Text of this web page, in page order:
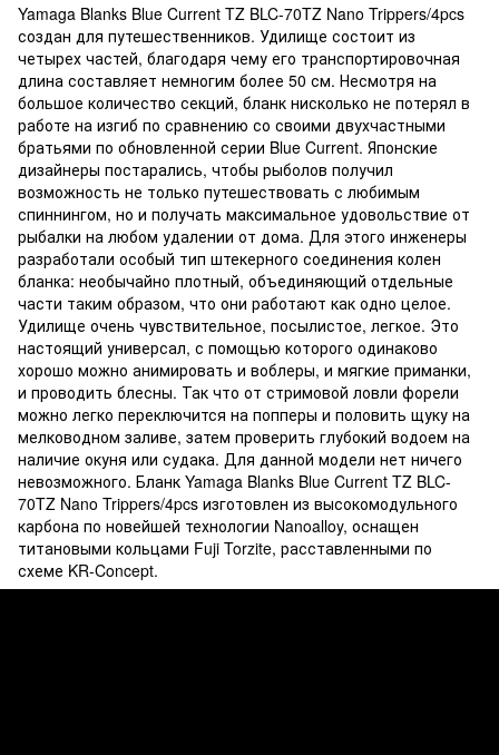
Yamaga Blanks Blue Current TZ BLC-70TZ Nano Trippers/4pcs
создан для путешественников. Удилище состоит из
четырех частей, благодаря чему его транспортировочная
длина составляет немногим более 50 см. Несмотря на
большое количество секций, бланк нисколько не потерял в
работе на изгиб по сравнению со своими двухчастными
братьями по обновленной серии Blue Current. Японские
дизайнеры постарались, чтобы рыболов получил
возможность не только путешествовать с любимым
спиннингом, но и получать максимальное удовольствие от
рыбалки на любом удалении от дома. Для этого инженеры
разработали особый тип штекерного соединения колен
бланка: необычайно плотный, объединяющий отдельные
части таким образом, что они работают как одно целое.
Удилище очень чувствительное, посылистое, легкое. Это
настоящий универсал, с помощью которого одинаково
хорошо можно анимировать и воблеры, и мягкие приманки,
и проводить блесны. Так что от стримовой ловли форели
можно легко переключится на попперы и половить щуку на
мелководном заливе, затем проверить глубокий водоем на
наличие окуня или судака. Для данной модели нет ничего
невозможного. Бланк Yamaga Blanks Blue Current TZ BLC-
70TZ Nano Trippers/4pcs изготовлен из высокомодульного
карбона по новейшей технологии Nanoalloy, оснащен
титановыми кольцами Fuji Torzite, расставленными по
схеме KR-Concept.